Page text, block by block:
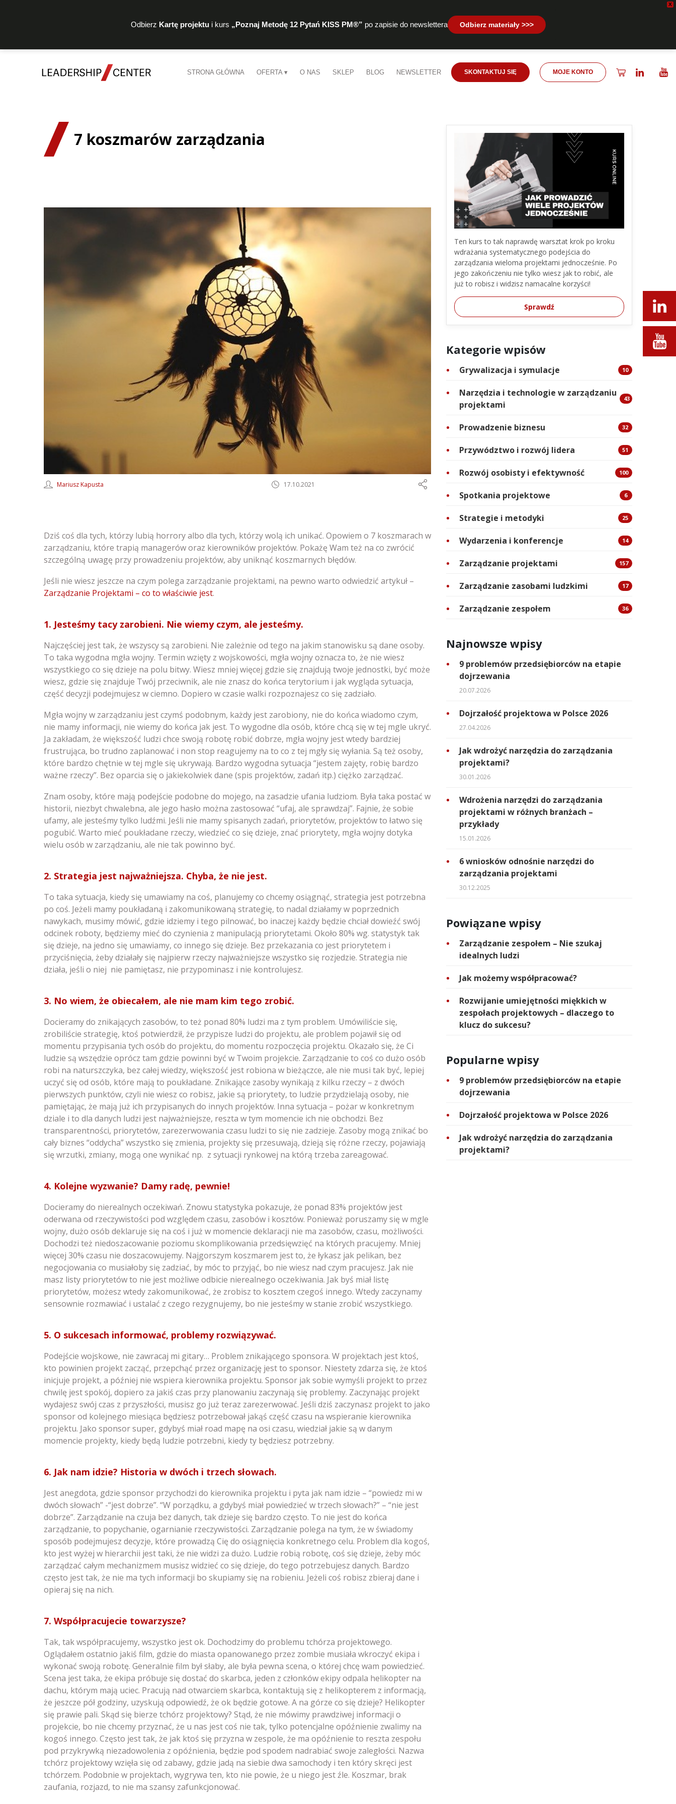
X
Odbierz Kartę projektui kurs „Poznaj Metodę 12 Pytań KISS PM®” po zapisie do newslettera Odbierz materiały >>>
STRONA GŁÓWNA OFERTA O NAS SKLEP BLOG NEWSLETTER SKONTAKTUJ SIĘ MOJE KONTO
7 koszmarów zarządzania
Mariusz Kapusta 17.10.2021
Dziś coś dla tych, którzy lubią horrory albo dla tych, którzy wolą ich unikać. Opowiem o 7 koszmarach w
zarządzaniu, które trapią managerów oraz kierowników projektów. Pokażę Wam też na co zwrócić
szczególną uwagę przy prowadzeniu projektów, aby uniknąć koszmarnych błędów.
Jeśli nie wiesz jeszcze na czym polega zarządzanie projektami, na pewno warto odwiedzić artykuł –
Zarządzanie Projektami – co to właściwie jest.
1. Jesteśmy tacy zarobieni. Nie wiemy czym, ale jesteśmy.
Najczęściej jest tak, że wszyscy są zarobieni. Nie zależnie od tego na jakim stanowisku są dane osoby.
To taka wygodna mgła wojny. Termin wzięty z wojskowości, mgła wojny oznacza to, że nie wiesz
wszystkiego co się dzieje na polu bitwy. Wiesz mniej więcej gdzie się znajdują twoje jednostki, być może
wiesz, gdzie się znajduje Twój przeciwnik, ale nie znasz do końca terytorium i jak wygląda sytuacja,
część decyzji podejmujesz w ciemno. Dopiero w czasie walki rozpoznajesz co się zadziało.
Mgła wojny w zarządzaniu jest czymś podobnym, każdy jest zarobiony, nie do końca wiadomo czym,
nie mamy informacji, nie wiemy do końca jak jest. To wygodne dla osób, które chcą się w tej mgle ukryć.
Ja zakładam, że większość ludzi chce swoją robotę robić dobrze, mgła wojny jest wtedy bardziej
frustrująca, bo trudno zaplanować i non stop reagujemy na to co z tej mgły się wyłania. Są też osoby,
które bardzo chętnie w tej mgle się ukrywają. Bardzo wygodna sytuacja “jestem zajęty, robię bardzo
ważne rzeczy”. Bez oparcia się o jakiekolwiek dane (spis projektów, zadań itp.) ciężko zarządzać.
Znam osoby, które mają podejście podobne do mojego, na zasadzie ufania ludziom. Była taka postać w
historii, niezbyt chwalebna, ale jego hasło można zastosować “ufaj, ale sprawdzaj”. Fajnie, że sobie
ufamy, ale jesteśmy tylko ludźmi. Jeśli nie mamy spisanych zadań, priorytetów, projektów to łatwo się
pogubić. Warto mieć poukładane rzeczy, wiedzieć co się dzieje, znać priorytety, mgła wojny dotyka
wielu osób w zarządzaniu, ale nie tak powinno być.
2. Strategia jest najważniejsza. Chyba, że nie jest.
To taka sytuacja, kiedy się umawiamy na coś, planujemy co chcemy osiągnąć, strategia jest potrzebna
po coś. Jeżeli mamy poukładaną i zakomunikowaną strategię, to nadal działamy w poprzednich
nawykach, musimy mówić, gdzie idziemy i tego pilnować, bo inaczej każdy będzie chciał dowieźć swój
odcinek roboty, będziemy mieć do czynienia z manipulacją priorytetami. Około 80% wg. statystyk tak
się dzieje, na jedno się umawiamy, co innego się dzieje. Bez przekazania co jest priorytetem i
przyciśnięcia, żeby działały się najpierw rzeczy najważniejsze wszystko się rozjedzie. Strategia nie
działa, jeśli o niej nie pamiętasz, nie przypominasz i nie kontrolujesz.
3. No wiem, że obiecałem, ale nie mam kim tego zrobić.
Docieramy do znikających zasobów, to też ponad 80% ludzi ma z tym problem. Umówiliście się,
zrobiliście strategię, ktoś potwierdził, że przypisze ludzi do projektu, ale problem pojawił się od
momentu przypisania tych osób do projektu, do momentu rozpoczęcia projektu. Okazało się, że Ci
ludzie są wszędzie oprócz tam gdzie powinni być w Twoim projekcie. Zarządzanie to coś co dużo osób
robi na naturszczyka, bez całej wiedzy, większość jest robiona w bieżączce, ale nie musi tak być, lepiej
uczyć się od osób, które mają to poukładane. Znikające zasoby wynikają z kilku rzeczy – z dwóch
pierwszych punktów, czyli nie wiesz co robisz, jakie są priorytety, to ludzie przydzielają osoby, nie
pamiętając, że mają już ich przypisanych do innych projektów. Inna sytuacja – pożar w konkretnym
dziale i to dla danych ludzi jest najważniejsze, reszta w tym momencie ich nie obchodzi. Bez
transparentności, priorytetów, zarezerwowania czasu ludzi to się nie zadzieje. Zasoby mogą znikać bo
cały biznes “oddycha” wszystko się zmienia, projekty się przesuwają, dzieją się różne rzeczy, pojawiają
się wrzutki, zmiany, mogą one wynikać np. z sytuacji rynkowej na którą trzeba zareagować.
4. Kolejne wyzwanie? Damy radę, pewnie!
Docieramy do nierealnych oczekiwań. Znowu statystyka pokazuje, że ponad 83% projektów jest
oderwana od rzeczywistości pod względem czasu, zasobów i kosztów. Ponieważ poruszamy się w mgle
wojny, dużo osób deklaruje się na coś i już w momencie deklaracji nie ma zasobów, czasu, możliwości.
Dochodzi też niedoszacowanie poziomu skomplikowania przedsięwzięć na których pracujemy. Mniej
więcej 30% czasu nie doszacowujemy. Najgorszym koszmarem jest to, że łykasz jak pelikan, bez
negocjowania co musiałoby się zadziać, by móc to przyjąć, bo nie wiesz nad czym pracujesz. Jak nie
masz listy priorytetów to nie jest możliwe odbicie nierealnego oczekiwania. Jak byś miał listę
priorytetów, możesz wtedy zakomunikować, że zrobisz to kosztem czegoś innego. Wtedy zaczynamy
sensownie rozmawiać i ustalać z czego rezygnujemy, bo nie jesteśmy w stanie zrobić wszystkiego.
5. O sukcesach informować, problemy rozwiązywać.
Podejście wojskowe, nie zawracaj mi gitary… Problem znikającego sponsora. W projektach jest ktoś,
kto powinien projekt zacząć, przepchąć przez organizację jest to sponsor. Niestety zdarza się, że ktoś
inicjuje projekt, a później nie wspiera kierownika projektu. Sponsor jak sobie wymyśli projekt to przez
chwilę jest spokój, dopiero za jakiś czas przy planowaniu zaczynają się problemy. Zaczynając projekt
wydajesz swój czas z przyszłości, musisz go już teraz zarezerwować. Jeśli dziś zaczynasz projekt to jako
sponsor od kolejnego miesiąca będziesz potrzebował jakąś część czasu na wspieranie kierownika
projektu. Jako sponsor super, gdybyś miał road mapę na osi czasu, wiedział jakie są w danym
momencie projekty, kiedy będą ludzie potrzebni, kiedy ty będziesz potrzebny.
6. Jak nam idzie? Historia w dwóch i trzech słowach.
Jest anegdota, gdzie sponsor przychodzi do kierownika projektu i pyta jak nam idzie – “powiedz mi w
dwóch słowach” -“jest dobrze”. “W porządku, a gdybyś miał powiedzieć w trzech słowach?” – “nie jest
dobrze”. Zarządzanie na czuja bez danych, tak dzieje się bardzo często. To nie jest do końca
zarządzanie, to popychanie, ogarnianie rzeczywistości. Zarządzanie polega na tym, że w świadomy
sposób podejmujesz decyzje, które prowadzą Cię do osiągnięcia konkretnego celu. Problem dla kogoś,
kto jest wyżej w hierarchii jest taki, że nie widzi za dużo. Ludzie robią robotę, coś się dzieje, żeby móc
zarządzać całym mechanizmem musisz widzieć co się dzieje, do tego potrzebujesz danych. Bardzo
często jest tak, że nie ma tych informacji bo skupiamy się na robieniu. Jeżeli coś robisz zbieraj dane i
opieraj się na nich.
7. Współpracujecie towarzysze?
Tak, tak współpracujemy, wszystko jest ok. Dochodzimy do problemu tchórza projektowego.
Oglądałem ostatnio jakiś film, gdzie do miasta opanowanego przez zombie musiała wkroczyć ekipa i
wykonać swoją robotę. Generalnie film był słaby, ale była pewna scena, o której chcę wam powiedzieć.
Scena jest taka, że ekipa próbuje się dostać do skarbca, jeden z członków ekipy odpala helikopter na
dachu, którym mają uciec. Pracują nad otwarciem skarbca, kontaktują się z helikopterem z informacją,
że jeszcze pół godziny, uzyskują odpowiedź, że ok będzie gotowe. A na górze co się dzieje? Helikopter
się prawie pali. Skąd się bierze tchórz projektowy? Stąd, że nie mówimy prawdziwej informacji o
projekcie, bo nie chcemy przyznać, że u nas jest coś nie tak, tylko potencjalne opóźnienie zwalimy na
kogoś innego. Często jest tak, że jak ktoś się przyzna w zespole, że ma opóźnienie to reszta zespołu
pod przykrywką niezadowolenia z opóźnienia, będzie pod spodem nadrabiać swoje zaległości. Nazwa
tchórz projektowy wzięła się od zabawy, gdzie jadą na siebie dwa samochody i ten który skręci jest
tchórzem. Podobnie w projektach, wygrywa ten, kto nie powie, że u niego jest źle. Koszmar, brak
zaufania, rozjazd, to nie ma szansy zafunkcjonować.
Ten kurs to tak naprawdę warsztat krok po kroku
wdrażania systematycznego podejścia do
zarządzania wieloma projektami jednocześnie. Po
jego zakończeniu nie tylko wiesz jak to robić, ale
już to robisz i widzisz namacalne korzyści!
Sprawdź
Kategorie wpisów
Grywalizacja i symulacje 10
Narzędzia i technologie w zarządzaniu
projektami
43
Prowadzenie biznesu 32
Przywództwo i rozwój lidera 51
Rozwój osobisty i efektywność 100
Spotkania projektowe 6
Strategie i metodyki 25
Wydarzenia i konferencje 14
Zarządzanie projektami 157
Zarządzanie zasobami ludzkimi 17
Zarządzanie zespołem 36
Najnowsze wpisy
9 problemów przedsiębiorców na etapie
dojrzewania
20.07.2026
Dojrzałość projektowa w Polsce 2026
27.04.2026
Jak wdrożyć narzędzia do zarządzania
projektami?
30.01.2026
Wdrożenia narzędzi do zarządzania
projektami w różnych branżach –
przykłady
15.01.2026
6 wniosków odnośnie narzędzi do
zarządzania projektami
30.12.2025
Powiązane wpisy
Zarządzanie zespołem – Nie szukaj
idealnych ludzi
Jak możemy współpracować?
Rozwijanie umiejętności miękkich w
zespołach projektowych – dlaczego to
klucz do sukcesu?
Popularne wpisy
9 problemów przedsiębiorców na etapie
dojrzewania
Dojrzałość projektowa w Polsce 2026
Jak wdrożyć narzędzia do zarządzania
projektami?